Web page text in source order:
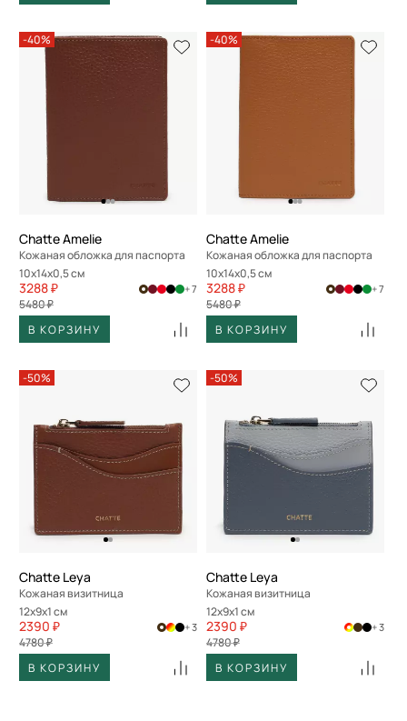
-40%
Chatte Amelie
Кожаная обложка для паспорта
10x14x0,5 см
3288 ₽
5480 ₽
+ 7
В КОРЗИНУ
-40%
Chatte Amelie
Кожаная обложка для паспорта
10x14x0,5 см
3288 ₽
5480 ₽
+ 7
В КОРЗИНУ
-50%
Chatte Leya
Кожаная визитница
12x9x1 см
2390 ₽
4780 ₽
+ 3
В КОРЗИНУ
-50%
Chatte Leya
Кожаная визитница
12x9x1 см
2390 ₽
4780 ₽
+ 3
В КОРЗИНУ